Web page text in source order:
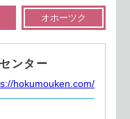
オホーツク
ンター
hokumouken.com/